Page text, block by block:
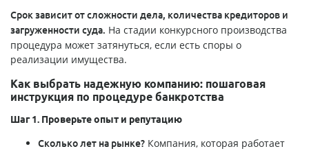
Срок зависит от сложности дела, количества кредиторов и
загруженности суда. На стадии конкурсного производства
процедура может затянуться, если есть споры о
реализации имущества.
Как выбрать надежную компанию: пошаговая
инструкция по процедуре банкротства
Шаг 1. Проверьте опыт и репутацию
Сколько лет на рынке? Компания, которая работает